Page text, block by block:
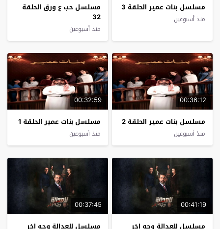
مسلسل بنات عمير الحلقة 3
منذ أسبوعين
مسلسل حب ع ورق الحلقة
32
منذ أسبوعين
00:36:12
مسلسل بنات عمير الحلقة 2
منذ أسبوعين
00:32:59
مسلسل بنات عمير الحلقة 1
منذ أسبوعين
00:41:19
مسلسل للعدالة وجه اخر
00:37:45
مسلسل للعدالة وجه اخر